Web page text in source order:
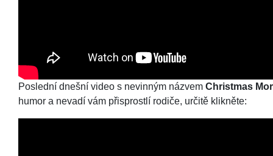
Poslední dnešní video s nevinným názvem Christmas
humor a nevadí vám přisprostlí rodiče, určitě klikněte: